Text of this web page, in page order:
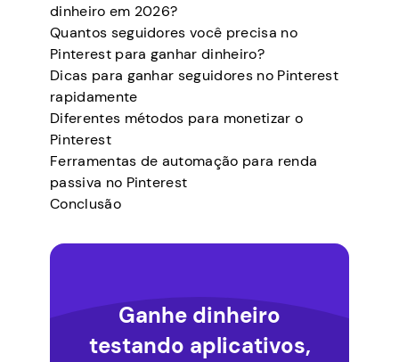
dinheiro em 2026?
Quantos seguidores você precisa no
Pinterest para ganhar dinheiro?
Dicas para ganhar seguidores no Pinterest
rapidamente
Diferentes métodos para monetizar o
Pinterest
Ferramentas de automação para renda
passiva no Pinterest
Conclusão
Ganhe dinheiro
testando aplicativos,